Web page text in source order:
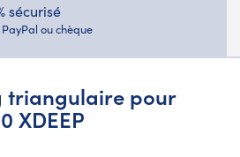
sécurisé
ou chèque
triangulaire pour
XDEEP